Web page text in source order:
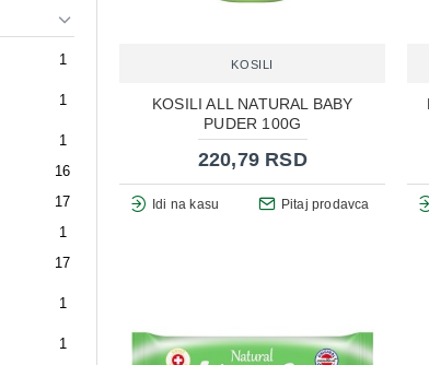
1
1
1
16
17
1
17
1
1
KOSILI
KOSILI ALL NATURAL BABY
PUDER 100G
220,79 RSD
Idi na kasu Pitaj prodavca